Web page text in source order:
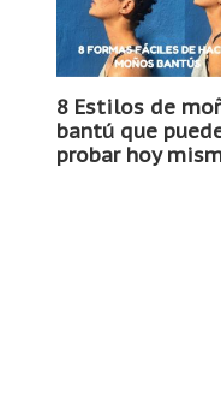
8 Estilos de
bantú que
probar hoy